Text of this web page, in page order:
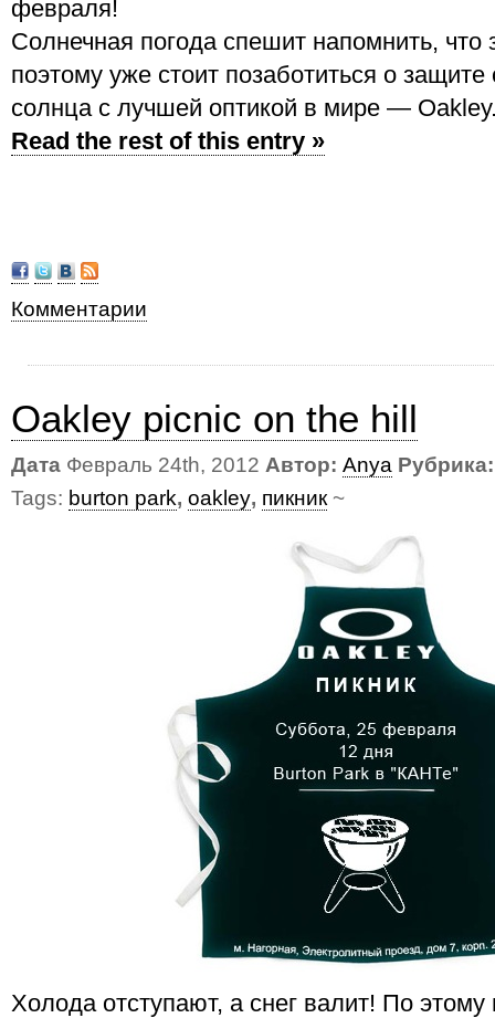
февраля!
Солнечная погода спешит напомнить, что
поэтому уже стоит позаботиться о защите
солнца с лучшей оптикой в мире —
Read the rest of this entry »
Комментарии
Oakley picnic on the hill
Дата Февраль 24th, 2012 Автор: Anya Рубрика:
Tags: burton park, oakley, пикник ~
Холода отступают, а снег валит! По этому